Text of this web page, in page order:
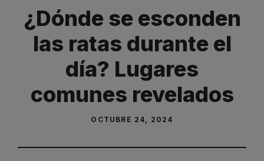
¿Dónde se esconden
las ratas durante el
día? Lugares
comunes revelados
OCTUBRE 24, 2024